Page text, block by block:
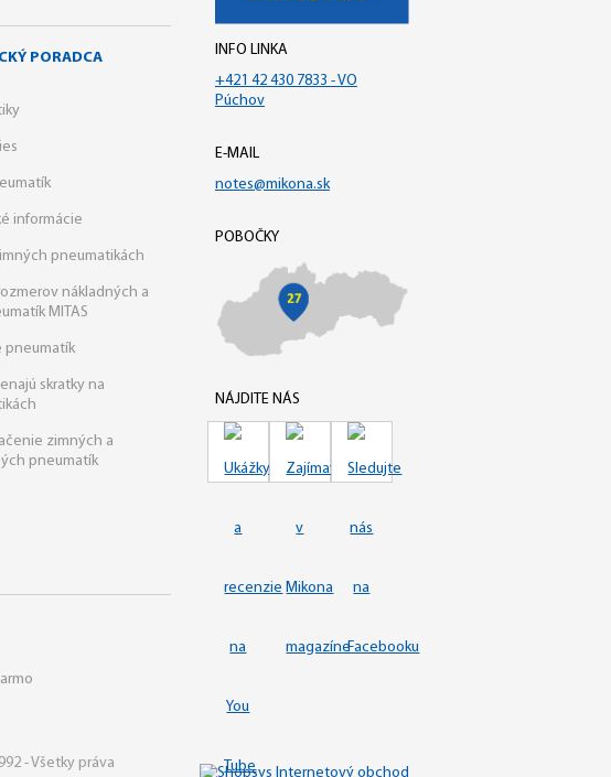
PORADCA
informácie
pneumatikách
rozmerov nákladných a
MITAS
pneumatík
skratky na
zimných a
pneumatík
INFO LINKA
+421 42 430 7833 - VO
Púchov
E-MAIL
notes@mikona.sk
POBOČKY
NÁJDITE NÁS
- Všetky práva